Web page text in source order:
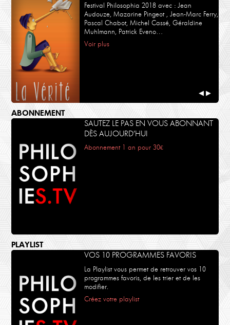
Festival Philosophia 2018 avec : Jean
Audouze, Mazarine Pingeot , Jean-Marc Ferry,
Pascal Chabot, Michel Cassé, Géraldine
Muhlmann, Patrick Eveno…
Voir plus
◀ ▶
ABONNEMENT
SAUTEZ LE PAS EN VOUS ABONNANT
DÈS AUJOURD’HUI
Abonnement 1 an pour 30€
PLAYLIST
VOS 10 PROGRAMMES FAVORIS
La Playlist vous permet de retrouver vos 10
programmes favoris, de les trier et de les
modifier.
Créez votre playlist